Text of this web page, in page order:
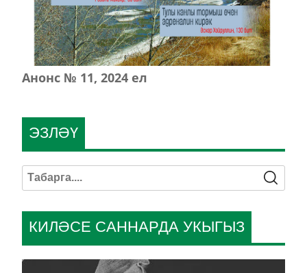
Анонс № 11, 2024 ел
КИЛӘСЕ САННАРДА УКЫГЫЗ
ЭЗЛӘҮ